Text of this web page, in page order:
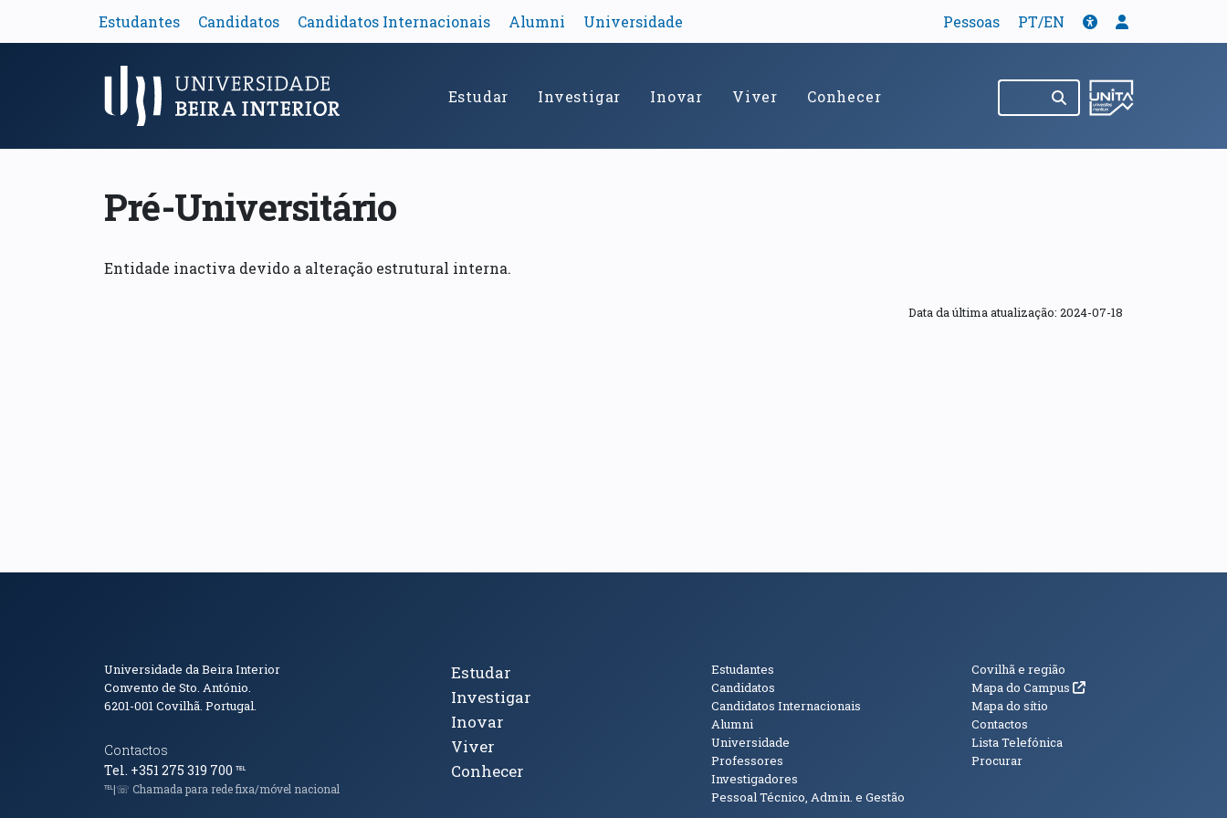
Estudantes Candidatos Candidatos Internacionais Alumni Universidade Pessoas PT/EN Tradução
Acessibilidade
Menu Principal Estudar Investigar Inovar Viver Conhecer Pesquisar no site (abre em
Pré-Universitário
Entidade inactiva devido a alteração estrutural interna.
Data da última atualização: 2024-07-18
Informações de Contacto
Universidade da Beira Interior
Convento de Sto. António.
6201-001Covilhã. Portugal.
Contactos
Tel. +351 275 319 700 ℡
℡|☏ Chamada para rede fixa/móvel nacional
Tópicos Principais
Estudar
Investigar
Inovar
Viver
Conhecer
Públicos
Estudantes
Candidatos
Candidatos Internacionais
Alumni
Universidade
Professores
Investigadores
Pessoal Técnico, Admin. e Gestão
Informações
Covilhã e região
Mapa do Campus (abre em nova janela)
Mapa do sítio
Contactos
Lista Telefónica
Procurar